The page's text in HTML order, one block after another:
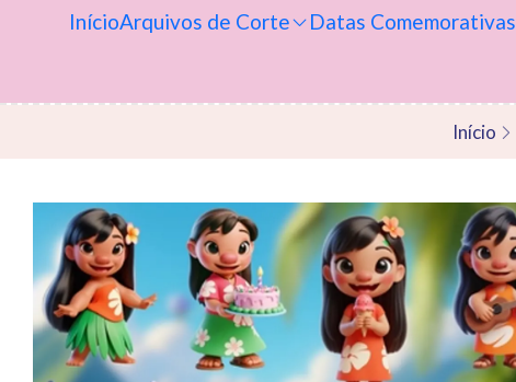
InícioArquivos de Corte Datas Comemorativas
Início